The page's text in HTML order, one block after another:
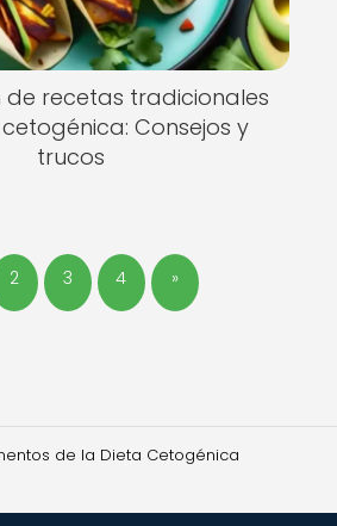
recetas tradicionales
Consejos y
trucos
2 3 4 »
de la Dieta Cetogénica